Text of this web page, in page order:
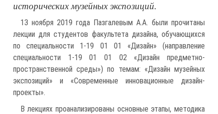
исторических музейных экспозиций.
13 ноября 2019 года Пазгалевым А.А. были прочитаны
лекции для студентов факультета дизайна, обучающихся
по специальности 1-19 01 01 «Дизайн» (направление
специальности 1-19 01 01 02 «Дизайн предметно-
пространственной среды») по темам: «Дизайн музейных
экспозиций» и «Современные инновационные дизайн-
проекты».
В лекциях проанализированы основные этапы, методика